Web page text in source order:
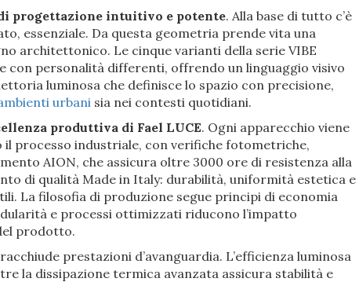
progettazione intuitivo e potente. Alla base di tutto c’è
essenziale. Da questa geometria prende vita una
architettonico. Le cinque varianti della serie VIBE
personalità differenti, offrendo un linguaggio visivo
luminosa che definisce lo spazio con precisione,
urbani sia nei contesti quotidiani.
produttiva di Fael LUCE. Ogni apparecchio viene
processo industriale, con verifiche fotometriche,
AION, che assicura oltre 3000 ore di resistenza alla
di qualità Made in Italy: durabilità, uniformità estetica e
La filosofia di produzione segue principi di economia
e processi ottimizzati riducono l’impatto
prodotto.
prestazioni d’avanguardia. L’efficienza luminosa
la dissipazione termica avanzata assicura stabilità e